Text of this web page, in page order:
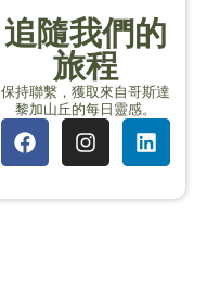
追隨我們的
旅程
保持聯繫，獲取來自哥斯達
黎加山丘的每日靈感。